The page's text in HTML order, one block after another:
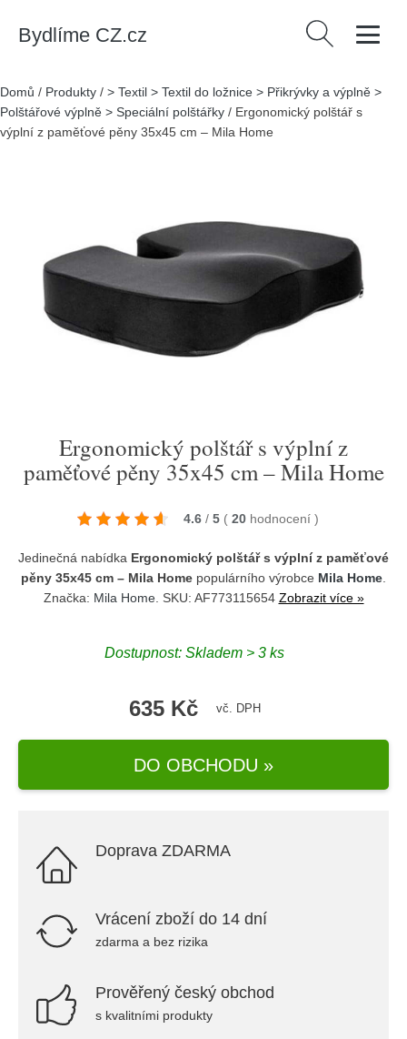
Bydlíme CZ.cz Vyhledávání
Domů / Produkty / > Textil > Textil do ložnice > Přikrývky a výplně >
Polštářové výplně > Speciální polštářky / Ergonomický polštář s
výplní z paměťové pěny 35x45 cm – Mila Home
Ergonomický polštář s výplní z
paměťové pěny 35x45 cm – Mila Home
4.6 / 5 ( 20 hodnocení )
Jedinečná nabídka Ergonomický polštář s výplní z paměťové
pěny 35x45 cm – Mila Home populárního výrobce Mila Home
Značka: Mila Home. SKU: AF773115654 Zobrazit více »
Dostupnost: Skladem > 3 ks
635 Kč vč. DPH
DO OBCHODU »
Doprava ZDARMA
Vrácení zboží do 14 dní
zdarma a bez rizika
Prověřený český obchod
s kvalitními produkty